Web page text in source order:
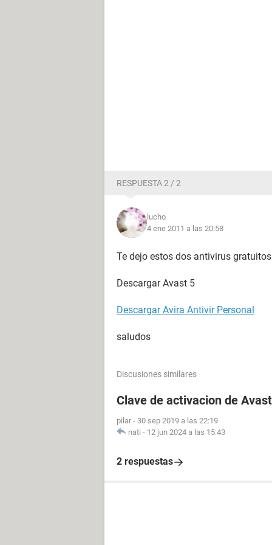
RESPUESTA 2 / 2
lucho
4 ene 2011 a las 20:58
Te dejo estos dos antivirus
Descargar Avast 5
Descargar Avira Antivir Personal
saludos
Discusiones similares
Clave de activacion de
pilar - 30 sep 2019 a las 22:19
nati - 12 jun 2024 a las 15:43
2 respuestas